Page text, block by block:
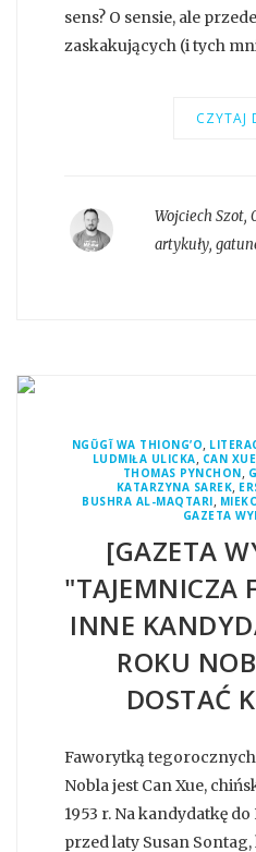
sens? O sensie, ale
zaskakujących (i tych
CZYTAJ
Wojciech Szot,
artykuły,
NGŨGĨ WA THIONG’O,
LUDMIŁA ULICKA, CAN XUE
THOMAS PYNCHON,
KATARZYNA SAREK,
BUSHRA AL-MAQTARI,
GAZETA
[GAZETA
"TAJEMNICZA
INNE
ROKU
DOSTAĆ
Faworytką
Nobla jest Can Xue,
1953 r. Na kandydatkę
przed laty Susan Sontag,